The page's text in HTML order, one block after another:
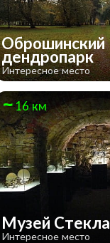
Оброшинский
дендропарк
Интересное место
16 км
Музей Стекла
Интересное место